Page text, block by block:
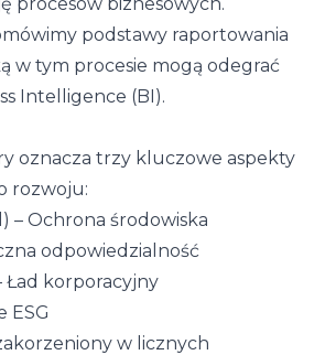
podstawy raportowania
w tym procesie mogą odegrać
Intelligence (BI).
oznacza trzy kluczowe aspekty
rozwoju:
– Ochrona środowiska
odpowiedzialność
Ład korporacyjny
ESG
w licznych